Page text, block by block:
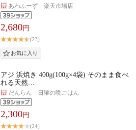
あわふーず 楽天市場店
2,680円
(23)
アジ 浜焼き 400g(100g×4袋) そのまま食べ
れる天然…
だんらん 日曜の晩ごはん
2,300円
(24)